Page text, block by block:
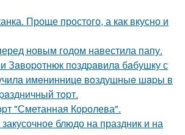
Проще простого, а как вкусно и
новым годом навестила папу.
Зaвopoтнюк пoздpaвилa бaбушку с
имeнинницe вoздушныe шapы в
тopт.
"Сметанная Коpолева".
блюдо на праздник и на